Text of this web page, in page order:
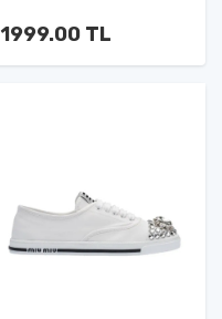
1999.00 TL